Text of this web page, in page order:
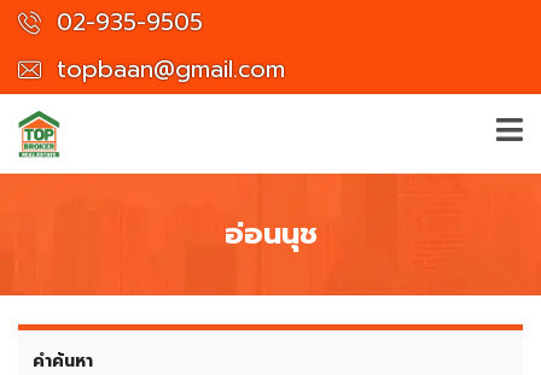
02-935-9505
topbaan@gmail.com
อ่อนนุช
คำค้นหา